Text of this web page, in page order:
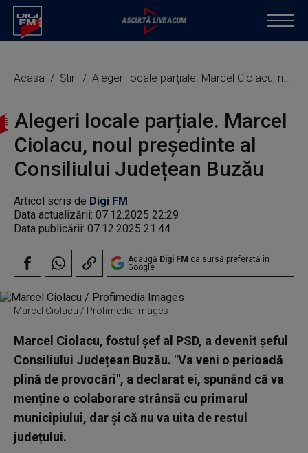
Acasa Știri Alegeri locale parțiale. Marcel Ciolacu, noul președinte al Consiliului Județean Buzău
Alegeri locale parțiale. Marcel
Ciolacu, noul președinte al
Consiliului Județean Buzău
Articol scris de Digi FM
Data actualizării: 07.12.2025 22:29
Data publicării: 07.12.2025 21:44
Adaugă Digi FM ca sursă preferată în
Google
Marcel Ciolacu / Profimedia Images
Marcel Ciolacu, fostul șef al PSD, a devenit șeful
Consiliului Județean Buzău. "Va veni o perioadă
plină de provocări", a declarat ei, spunând că va
menține o colaborare strânsă cu primarul
municipiului, dar și că nu va uita de restul
județului.